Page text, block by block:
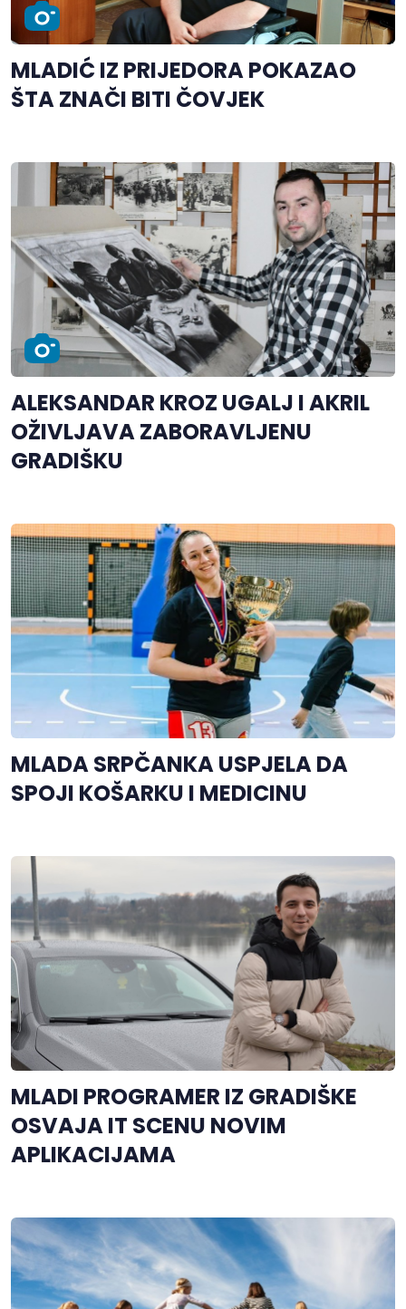
MLADIĆ IZ PRIJEDORA POKAZAO
ŠTA ZNAČI BITI ČOVJEK
ALEKSANDAR KROZ UGALJ I AKRIL
OŽIVLJAVA ZABORAVLJENU
GRADIŠKU
MLADA SRPČANKA USPJELA DA
SPOJI KOŠARKU I MEDICINU
MLADI PROGRAMER IZ GRADIŠKE
OSVAJA IT SCENU NOVIM
APLIKACIJAMA